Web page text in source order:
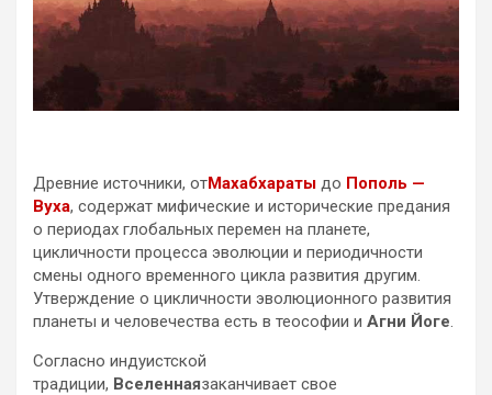
Древние источники, отМахабхараты до Пополь —
Вуха, содержат мифические и исторические предания
о периодах глобальных перемен на планете,
цикличности процесса эволюции и периодичности
смены одного временного цикла развития другим.
Утверждение о цикличности эволюционного развития
планеты и человечества есть в теософии и Агни Йоге.
Согласно индуистской
традиции, Вселеннаязаканчивает свое